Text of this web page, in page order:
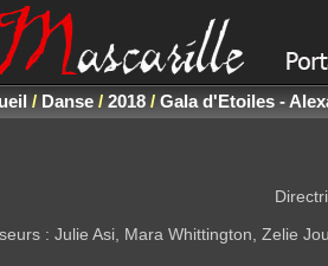
/ Danse/ 2018/ Gala d'Etoiles -
: Julie Asi, Mara Whittington, Zelie